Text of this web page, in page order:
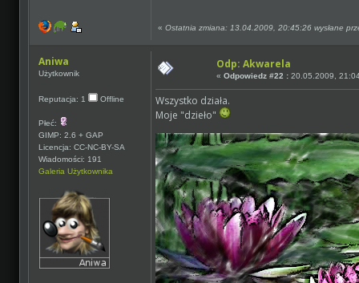
«Ostatnia zmiana: 13.04.2009, 20:45:26 wysłane
Aniwa
Użytkownik
Reputacja: 1 Offline
Płeć:
GIMP: 2.6 + GAP
Licencja: CC-NC-BY-SA
Wiadomości: 191
Galeria Użytkownika
Odp: Akwarela
«Odpowiedz #22 : 20.05.2009,
Wszystko działa.
Moje "dzieło"